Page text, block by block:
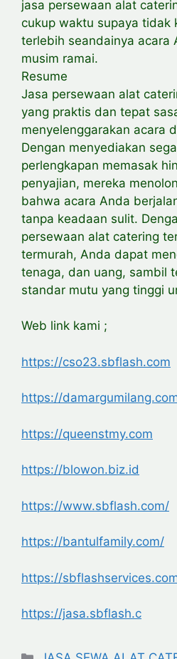
jasa persewaan alat
cukup waktu supaya tidak
terlebih seandainya acara
musim ramai.
Resume
Jasa persewaan alat
yang praktis dan tepat
menyelenggarakan acara
Dengan menyediakan
perlengkapan memasak
penyajian, mereka
bahwa acara Anda
tanpa keadaan sulit.
persewaan alat catering
termurah, Anda dapat
tenaga, dan uang, sambil
standar mutu yang tinggi
Web link kami ;
https://cso23.sbflash.com
https://
https://queenstmy.com
https://blowon.biz.id
https://www.sbflash.com/
https://bantulfamily.com/
https://
https://jasa.sbflash.c
Categories